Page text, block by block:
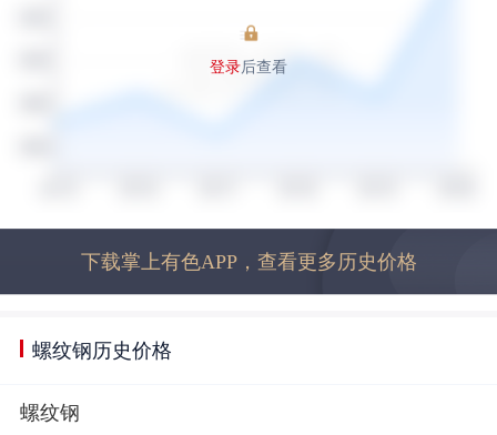
登录后查看
下载掌上有色APP，查看更多历史价格
螺纹钢历史价格
螺纹钢